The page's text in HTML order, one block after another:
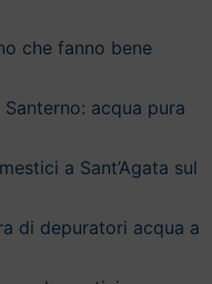
che fanno bene
acqua pura
a Sant’Agata sul
di depuratori acqua a